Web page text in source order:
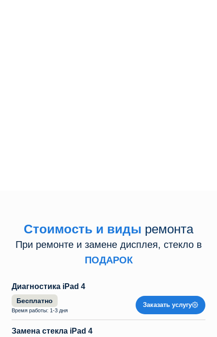
Стоимость и виды ремонта
При ремонте и замене дисплея, стекло в
ПОДАРОК
Диагностика iPad 4
Бесплатно
Время работы: 1-3 дня
Заказать услугу
Замена стекла iPad 4